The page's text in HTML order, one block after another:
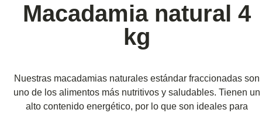
Macadamia natural 4
kg
Nuestras macadamias naturales estándar fraccionadas son
uno de los alimentos más nutritivos y saludables. Tienen un
alto contenido energético, por lo que son ideales para